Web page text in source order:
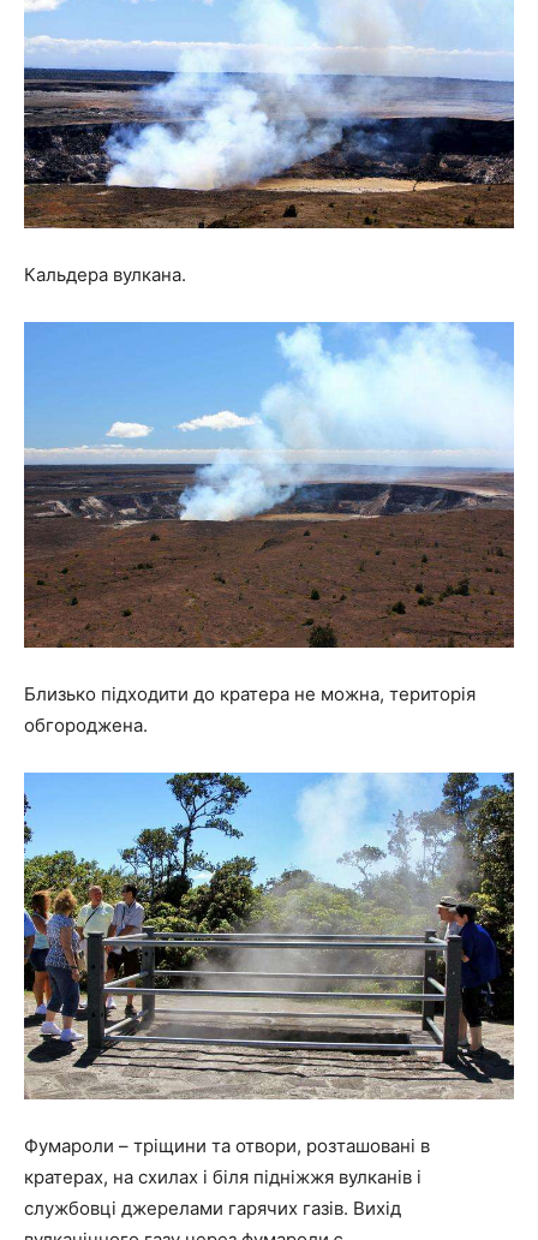
Кальдера вулкана.
Близько підходити до кратера не можна, територія
обгороджена.
Фумароли – тріщини та отвори, розташовані в
кратерах, на схилах і біля підніжжя вулканів і
службовці джерелами гарячих газів. Вихід